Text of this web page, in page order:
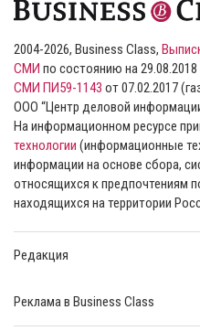
2004-2026, Business Class,
СМИ по состоянию на
СМИ ПИ59-1143 от 07.02.2017
ООО “Центр деловой
На информационном ресурсе
технологии (информационные
информации на основе сбора,
относящихся к предпочтениям
находящихся на территории
Редакция
Реклама в Business Class